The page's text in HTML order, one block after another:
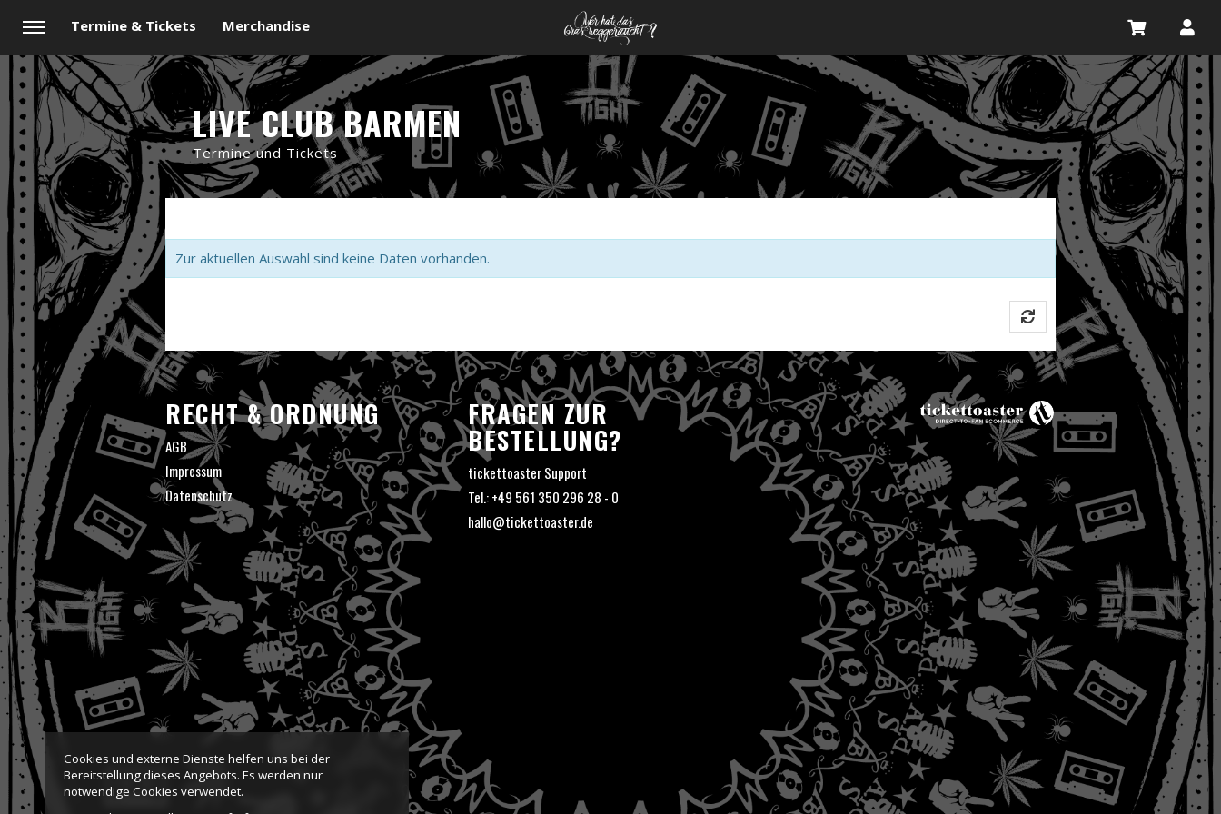
Termine & Tickets Merchandise
LIVE CLUB BARMEN
Termine und Tickets
Zur aktuellen Auswahl sind keine Daten vorhanden.
RECHT & ORDNUNG
AGB
Impressum
Datenschutz
FRAGEN ZUR
BESTELLUNG?
tickettoaster Support
Tel.: +49 561 350 296 28 - 0
hallo@tickettoaster.de
Cookies und externe Dienste helfen uns bei der
Bereitstellung dieses Angebots. Es werden nur
notwendige Cookies verwendet.